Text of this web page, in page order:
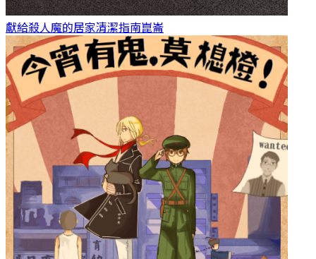
獻給殺人魔的居家清潔指南崑崙